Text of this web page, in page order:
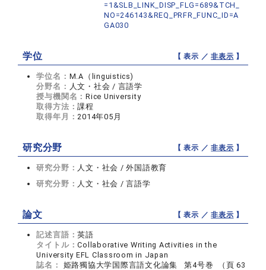
=1&SLB_LINK_DISP_FLG=689&TCH_
NO=246143&REQ_PRFR_FUNC_ID=A
GA030
学位 【 表示 ／非表示 】
学位名： M.A（linguistics)
分野名： 人文・社会 / 言語学
授与機関名：Rice University
取得方法：課程
取得年月：2014年05月
研究分野 【 表示 ／非表示 】
研究分野： 人文・社会 / 外国語教育
研究分野： 人文・社会 / 言語学
論文 【 表示 ／非表示 】
記述言語：英語
タイトル：Collaborative Writing Activities in the
University EFL Classroom in Japan
誌名：
姫路獨協大学国際言語文化論集 第4号巻 （頁 63